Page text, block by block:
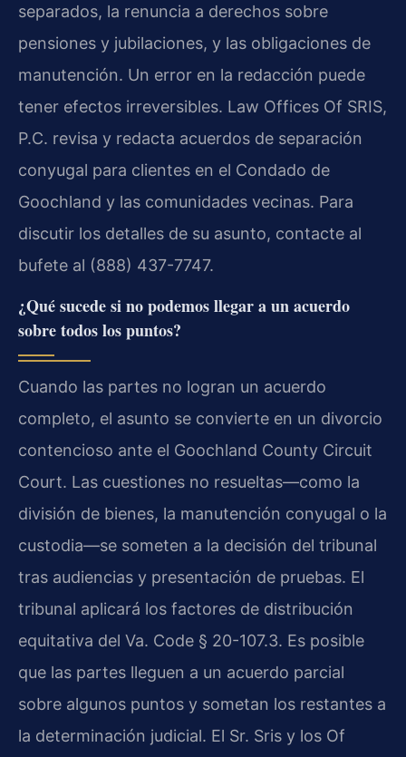
separados, la renuncia a derechos sobre
pensiones y jubilaciones, y las obligaciones de
manutención. Un error en la redacción puede
tener efectos irreversibles. Law Offices Of SRIS,
P.C. revisa y redacta acuerdos de separación
conyugal para clientes en el Condado de
Goochland y las comunidades vecinas. Para
discutir los detalles de su asunto, contacte al
bufete al (888) 437-7747.
¿Qué sucede si no podemos llegar a un acuerdo
sobre todos los puntos?
Cuando las partes no logran un acuerdo
completo, el asunto se convierte en un divorcio
contencioso ante el Goochland County Circuit
Court. Las cuestiones no resueltas—como la
división de bienes, la manutención conyugal o la
custodia—se someten a la decisión del tribunal
tras audiencias y presentación de pruebas. El
tribunal aplicará los factores de distribución
equitativa del Va. Code § 20-107.3. Es posible
que las partes lleguen a un acuerdo parcial
sobre algunos puntos y sometan los restantes a
la determinación judicial. El Sr. Sris y los Of